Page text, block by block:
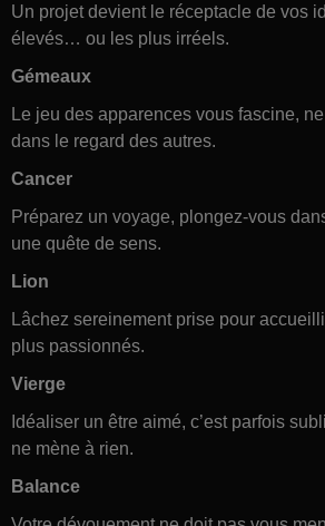
Un projet devient le réceptacle de vos
élevés… ou les plus irréels.
Gémeaux
Le jeu des apparences vous fascine,
dans le regard des autres.
Cancer
Préparez un voyage, plongez-vous
une quête de sens.
Lion
Lâchez sereinement prise pour
plus passionnés.
Vierge
Idéaliser un être aimé, c’est parfois
ne mène à rien.
Balance